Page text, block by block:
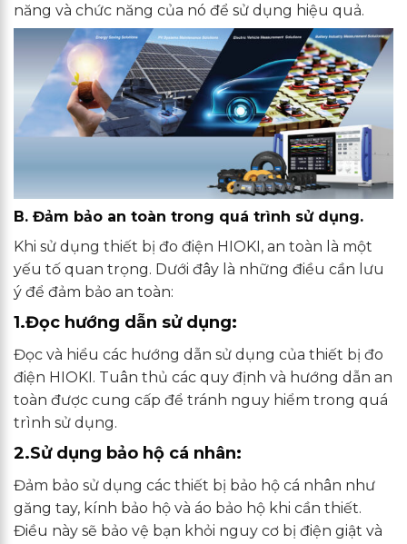
năng và chức năng của nó để sử dụng hiệu quả.
B. Đảm bảo an toàn trong quá trình sử dụng.
Khi sử dụng thiết bị đo điện HIOKI, an toàn là một
yếu tố quan trọng. Dưới đây là những điều cần lưu
ý để đảm bảo an toàn:
1.Đọc hướng dẫn sử dụng:
Đọc và hiểu các hướng dẫn sử dụng của thiết bị đo
điện HIOKI. Tuân thủ các quy định và hướng dẫn an
toàn được cung cấp để tránh nguy hiểm trong quá
trình sử dụng.
2.Sử dụng bảo hộ cá nhân:
Đảm bảo sử dụng các thiết bị bảo hộ cá nhân như
găng tay, kính bảo hộ và áo bảo hộ khi cần thiết.
Điều này sẽ bảo vệ bạn khỏi nguy cơ bị điện giật và